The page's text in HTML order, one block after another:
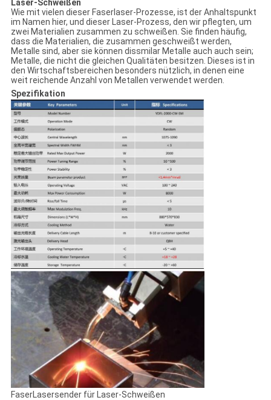
Laser-Schweißen
Wie mit vielen dieser Faserlaser-Prozesse, ist der Anhaltspunkt
im Namen hier, und dieser Laser-Prozess, den wir pflegten, um
zwei Materialien zusammen zu schweißen. Sie finden häufig,
dass die Materialien, die zusammen geschweißt werden,
Metalle sind, aber sie können dissmilar Metalle auch auch sein;
Metalle, die nicht die gleichen Qualitäten besitzen. Dieses ist in
den Wirtschaftsbereichen besonders nützlich, in denen eine
weit reichende Anzahl von Metallen verwendet werden.
Spezifikation
FaserLasersender für Laser-Schweißen